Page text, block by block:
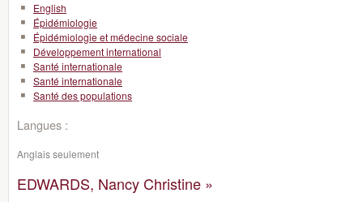
English
Épidémiologie
Épidémiologie et médecine sociale
Développement international
Santé internationale
Santé internationale
Santé des populations
Langues :
Anglais seulement
EDWARDS, Nancy Christine »